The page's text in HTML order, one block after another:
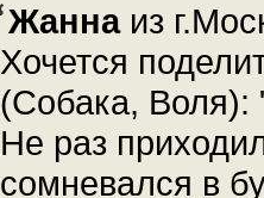
Жаннаиз
Хочется
(Собака,
Не раз
сомневался в